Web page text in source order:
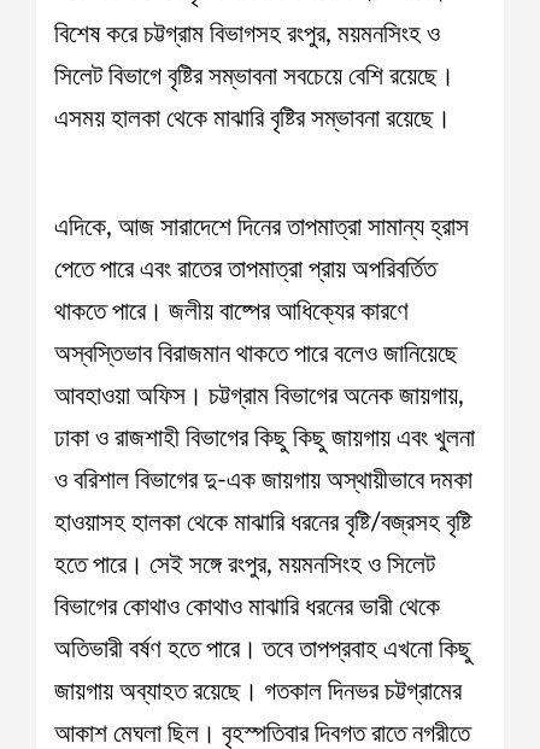
বিশেষ করে চট্টগ্রাম বিভাগসহ রংপুর, ময়মনসিংহ ও
সিলেট বিভাগে বৃষ্টির সম্ভাবনা সবচেয়ে বেশি রয়েছে।
এসময় হালকা থেকে মাঝারি বৃষ্টির সম্ভাবনা রয়েছে।
এদিকে, আজ সারাদেশে দিনের তাপমাত্রা সামান্য হ্রাস
পেতে পারে এবং রাতের তাপমাত্রা প্রায় অপরিবর্তিত
থাকতে পারে। জলীয় বাষ্পের আধিক্যের কারণে
অস্বস্তিভাব বিরাজমান থাকতে পারে বলেও জানিয়েছে
আবহাওয়া অফিস। চট্টগ্রাম বিভাগের অনেক জায়গায়,
ঢাকা ও রাজশাহী বিভাগের কিছু কিছু জায়গায় এবং খুলনা
ও বরিশাল বিভাগের দু-এক জায়গায় অস্থায়ীভাবে দমকা
হাওয়াসহ হালকা থেকে মাঝারি ধরনের বৃষ্টি/বজ্রসহ বৃষ্টি
হতে পারে। সেই সঙ্গে রংপুর, ময়মনসিংহ ও সিলেট
বিভাগের কোথাও কোথাও মাঝারি ধরনের ভারী থেকে
অতিভারী বর্ষণ হতে পারে। তবে তাপপ্রবাহ এখনো কিছু
জায়গায় অব্যাহত রয়েছে। গতকাল দিনভর চট্টগ্রামের
আকাশ মেঘলা ছিল। বৃহস্পতিবার দিবগত রাতে নগরীতে